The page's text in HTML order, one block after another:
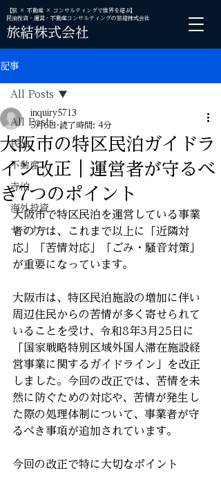
【旅 × 不動産 × コンサルティングで世界を結ぶ】
民泊投資・運営・不動産コンサルティングの旅結株式会社
旅結株式会社
記事
All Posts
民泊
不動産
寺泊
海外投資
セミナー
All Posts
大阪市の特区民泊ガイドラ
イン改正｜運営者が守るべ
き7つのポイント
inquiry5713
5月6日 読了時間: 4分
大阪市で特区民泊を運営している事業
者の方は、これまで以上に「近隣対
応」「苦情対応」「ごみ・騒音対策」
が重要になっています。
大阪市は、特区民泊施設の増加に伴い
周辺住民からの苦情が多く寄せられて
いることを受け、令和8年3月25日に
「国家戦略特別区域外国人滞在施設経
営事業に関するガイドライン」を改正
しました。今回の改正では、苦情を未
然に防ぐための対応や、苦情が発生し
た際の処理体制について、事業者が守
るべき事項が追加されています。
今回の改正で特に大切なポイント